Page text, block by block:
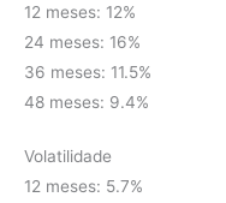
12 meses: 12%
24 meses: 16%
36 meses: 11.5%
48 meses: 9.4%
Volatilidade
12 meses: 5.7%